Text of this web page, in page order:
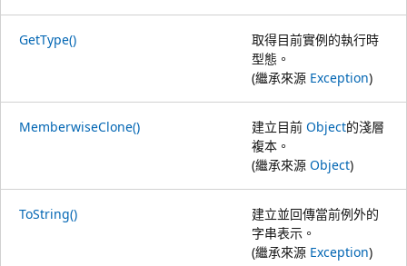
GetType()
取得目前實例的執行時
型態。
(繼承來源 Exception)
MemberwiseClone() 建立目前 Object的淺層
複本。
(繼承來源 Object)
ToString()
建立並回傳當前例外的
字串表示。
(繼承來源 Exception)